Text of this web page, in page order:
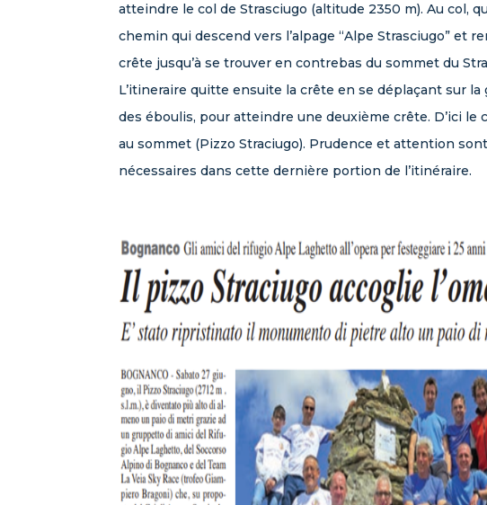
atteindre le col de Strasciugo (altitude 2350 m). Au col,
chemin qui descend vers l’alpage “Alpe Strasciugo” et
crête jusqu’à se trouver en contrebas du sommet du
L’itineraire quitte ensuite la crête en se déplaçant sur la
des éboulis, pour atteindre une deuxième crête. D’ici le
au sommet (Pizzo Straciugo). Prudence et attention sont
nécessaires dans cette dernière portion de l’itinéraire.